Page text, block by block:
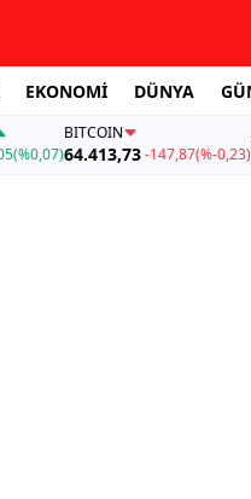
EKONOMİ DÜNYA
(%0,07)
BITCOIN
64.413,73-147,87(%-0,23)